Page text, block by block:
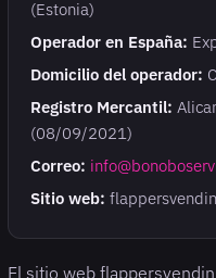
(Estonia)
Operador en España:
Domicilio del operador:
Registro Mercantil:
(08/09/2021)
Correo:
Sitio web:
El sitio web